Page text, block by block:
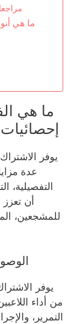
ما هي
ما هي
إحصائيات
يوفر
عدة
التفصيلية،
أن
للمشجعين،
يوفر
من أداء
التمرير،